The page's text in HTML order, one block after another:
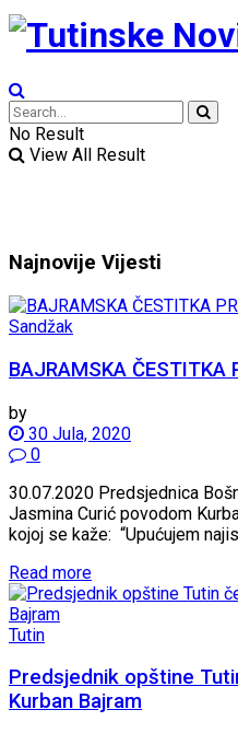
No Result
View All Result
Najnovije Vijesti
Sandžak
BAJRAMSKA ČESTITKA
by
30 Jula, 2020
0
30.07.2020 Predsjednica
Jasmina Curić povodom
kojoj se kaže: “Upućujem
Read more
Tutin
Predsjednik opštine
Kurban Bajram